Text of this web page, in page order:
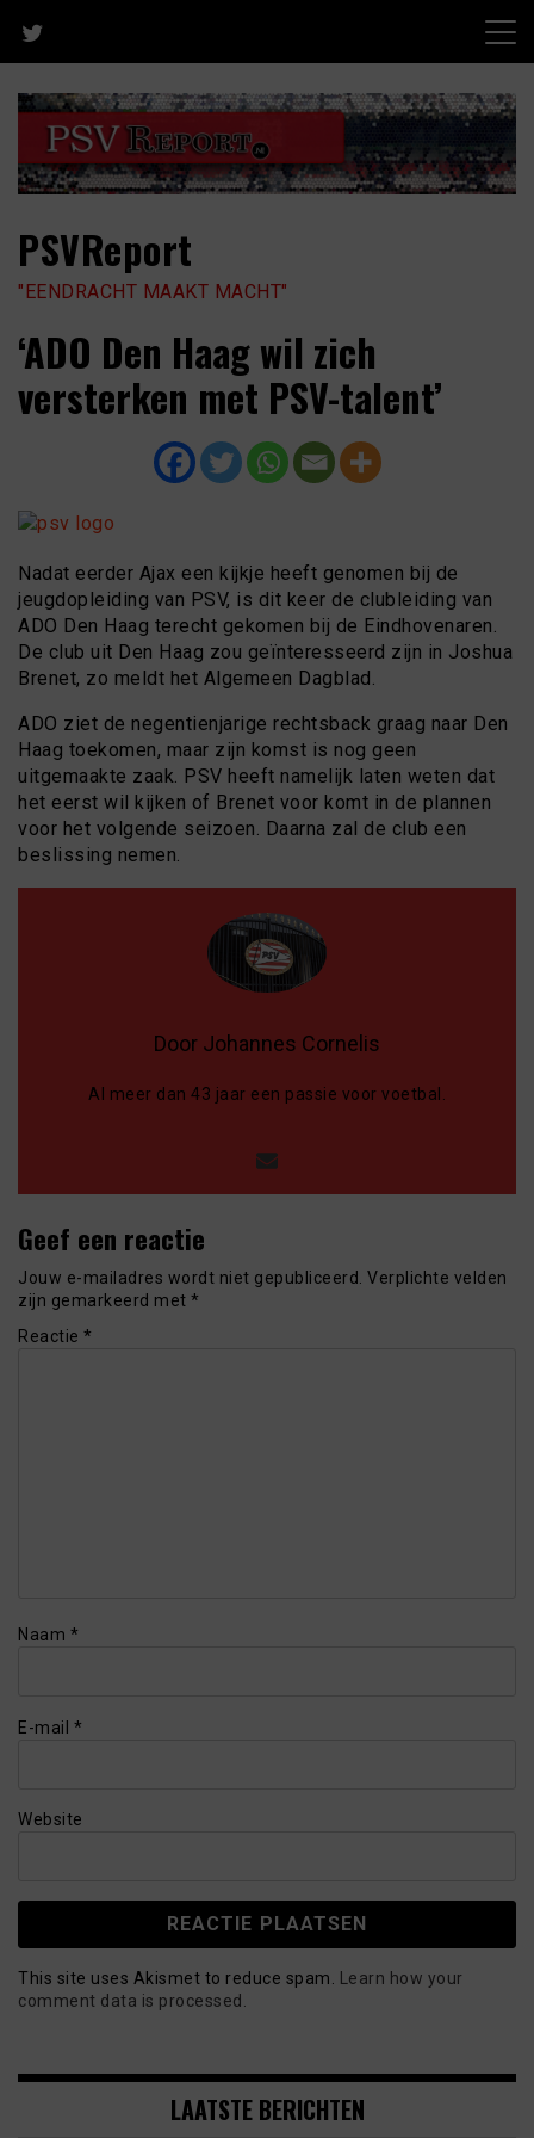
content
PSVReport
"EENDRACHT MAAKT MACHT"
‘ADO Den Haag wil zich
versterken met PSV-talent’
Nadat eerder Ajax een kijkje heeft genomen bij de
jeugdopleiding van PSV, is dit keer de clubleiding van
ADO Den Haag terecht gekomen bij de Eindhovenaren.
De club uit Den Haag zou geïnteresseerd zijn in Joshua
Brenet, zo meldt het Algemeen Dagblad.
ADO ziet de negentienjarige rechtsback graag naar Den
Haag toekomen, maar zijn komst is nog geen
uitgemaakte zaak. PSV heeft namelijk laten weten dat
het eerst wil kijken of Brenet voor komt in de plannen
voor het volgende seizoen. Daarna zal de club een
beslissing nemen.
Door Johannes Cornelis
Al meer dan 43 jaar een passie voor voetbal.
Geef een reactie
Jouw e-mailadres wordt niet gepubliceerd. Verplichte velden
zijn gemarkeerd met *
Reactie *
Naam *
E-mail *
Website
This site uses Akismet to reduce spam.
Learn how your
comment data is processed.
LAATSTE BERICHTEN